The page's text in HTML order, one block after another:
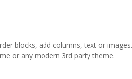
blocks, add columns, text or images.
or any modern 3rd party theme.